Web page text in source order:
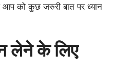
आप को कुछ जरुरी बात पर ध्यान
लेने के लिए